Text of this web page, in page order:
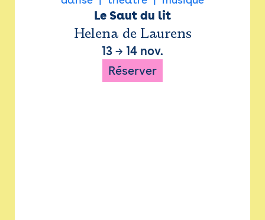
Le Saut du lit
Helena de Laurens
13 → 14 nov.
Réserver